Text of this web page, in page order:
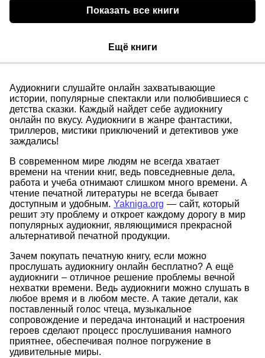
самого и на весь Шильстон-Апкот.
Показать все книги
Ещё книги
Аудиокниги слушайте онлайн захватывающие
истории, популярные спектакли или полюбившиеся с
детства сказки. Каждый найдет себе аудиокнигу
онлайн по вкусу. Аудиокниги в жанре фантастики,
триллеров, мистики приключений и детективов уже
заждались!
В современном мире людям не всегда хватает
времени на чтении книг, ведь повседневные дела,
работа и учеба отнимают слишком много времени. А
чтение печатной литературы не всегда бывает
доступным и удобным. Yakniga.org — сайт, который
решит эту проблему и откроет каждому дорогу в мир
популярных аудиокниг, являющимися прекрасной
альтернативой печатной продукции.
Зачем покупать печатную книгу, если можно
прослушать аудиокнигу онлайн бесплатно? А ещё
аудиокниги – отличное решение проблемы вечной
нехватки времени. Ведь аудиокниги можно слушать в
любое время и в любом месте. А такие детали, как
поставленный голос чтеца, музыкальное
сопровождение и передача интонаций и настроения
героев сделают процесс прослушивания намного
приятнее, обеспечивая полное погружение в
удивительные миры.